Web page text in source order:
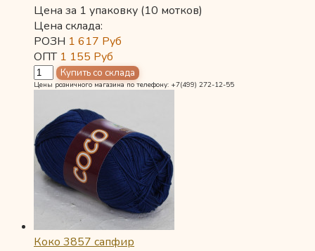
Цена за 1 упаковку (10 мотков)
Цена склада:
РОЗН 1 617 Руб
ОПТ 1 155 Руб
Цены розничного магазина по телефону: +7(499) 272-12-55
Коко 3857 сапфир